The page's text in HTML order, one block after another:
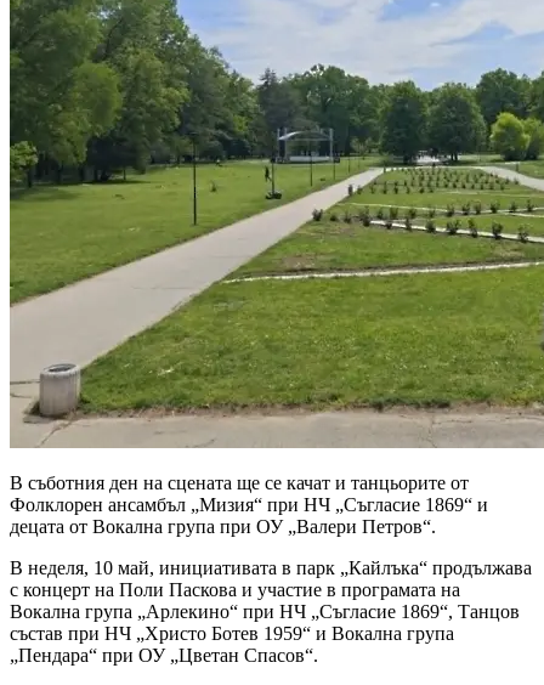
В съботния ден на сцената ще се качат и танцьорите от
Фолклорен ансамбъл „Мизия“ при НЧ „Съгласие 1869“ и
децата от Вокална група при ОУ „Валери Петров“.
В неделя, 10 май, инициативата в парк „Кайлъка“ продължава
с концерт на Поли Паскова и участие в програмата на
Вокална група „Арлекино“ при НЧ „Съгласие 1869“, Танцов
състав при НЧ „Христо Ботев 1959“ и Вокална група
„Пендара“ при ОУ „Цветан Спасов“.